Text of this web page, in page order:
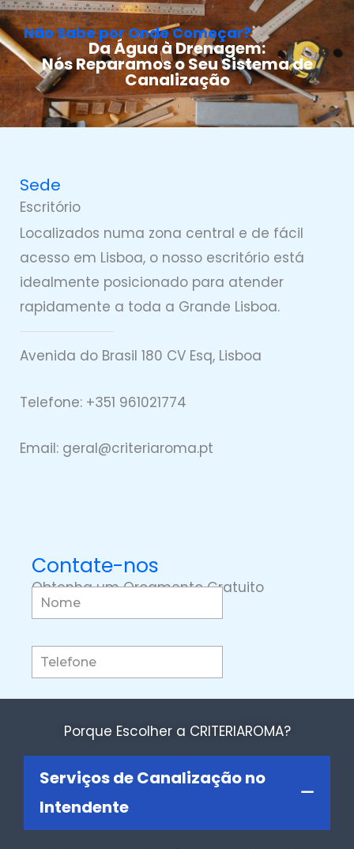
Não Sabe por Onde Começar?
Da Água à Drenagem:
Nós Reparamos o Seu Sistema de
Canalização
Sede
Escritório
Localizados numa zona central e de fácil
acesso em Lisboa, o nosso escritório está
idealmente posicionado para atender
rapidamente a toda a Grande Lisboa.
Avenida do Brasil 180 CV Esq, Lisboa
Telefone: +351 961021774
Email: geral@criteriaroma.pt
Contate-nos
Obtenha um Orçamento Gratuito
Porque Escolher a CRITERIAROMA?
Serviços de Canalização no
Intendente